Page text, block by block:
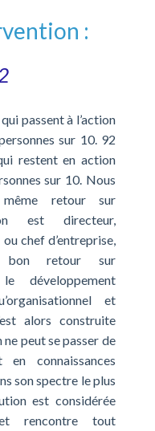
:
passent à l’action
sur 10. 92
restent en action
sur 10. Nous
retour sur
est directeur,
chef d’entreprise,
bon retour sur
développement
et
alors construite
peut se passer de
connaissances
son spectre le plus
est considérée
rencontre tout